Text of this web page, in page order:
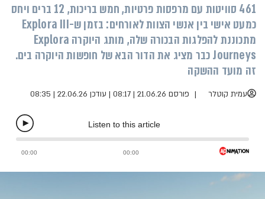
461 סוויטות עם מרפסות פרטיות, חמש בריכות, 12 ברים ויחס
כמעט אישי בין אנשי הצוות לאורחים: בזמן ש-Explora III
מתכוננת להפלגות הבכורה שלה, מותג היוקרה Explora
Journeys כבר מציג את הדור הבא של חופשות היוקרה בים.
זה מועד ההשקה
עמית קוטלר פורסם 21.06.26 | 08:17 | עודכן 22.06.26 | 08:35